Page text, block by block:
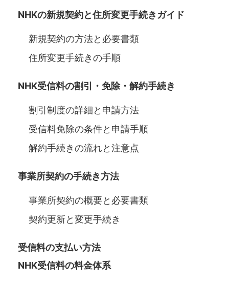
NHKの新規契約と住所変更手続きガイド
新規契約の方法と必要書類
住所変更手続きの手順
NHK受信料の割引・免除・解約手続き
割引制度の詳細と申請方法
受信料免除の条件と申請手順
解約手続きの流れと注意点
事業所契約の手続き方法
事業所契約の概要と必要書類
契約更新と変更手続き
受信料の支払い方法
NHK受信料の料金体系